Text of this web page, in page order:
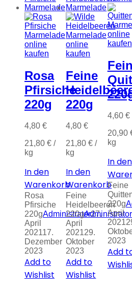
Rosa
Pfirsiche
220g
4,80 €
21,80 € /
kg
In den
Warenkorb
Rosa
Pfirsiche
220gAdministrator27.
April
202117.
Dezember
2023
Add to
Wishlist
Feine
220g
4,80€
21,80€ /
kg
In den
Warenkorb
Feine
Heidelbeeren
220gAdministrator
April
202129.
Oktober
2023
Add to
Wishlist
4,60 €
20,90
kg
In den
Feine
220g
April
2021
2023
Add